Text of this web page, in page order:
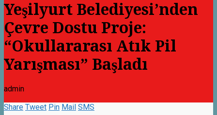
Yeşilyurt Belediyesi’nden
Çevre Dostu Proje:
“Okullararası Atık Pil
Yarışması” Başladı
admin
Share Tweet Pin Mail SMS